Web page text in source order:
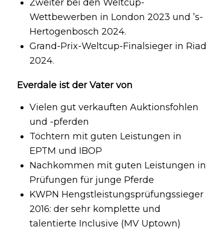
Zweiter bei den Weltcup-
Wettbewerben in London 2023 und ’s-
Hertogenbosch 2024.
Grand-Prix-Weltcup-Finalsieger in Riad
2024.
Everdale ist der Vater von
Vielen gut verkauften Auktionsfohlen
und -pferden
Töchtern mit guten Leistungen in
EPTM und IBOP
Nachkommen mit guten Leistungen in
Prüfungen für junge Pferde
KWPN Hengstleistungsprüfungssieger
2016: der sehr komplette und
talentierte Inclusive (MV Uptown)